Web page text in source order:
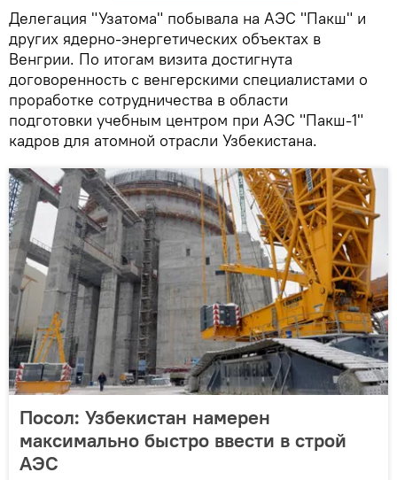
Делегация "Узатома" побывала на АЭС "Пакш" и
других ядерно-энергетических объектах в
Венгрии. По итогам визита достигнута
договоренность с венгерскими специалистами о
проработке сотрудничества в области
подготовки учебным центром при АЭС "Пакш-1"
кадров для атомной отрасли Узбекистана.
Посол: Узбекистан намерен
максимально быстро ввести в строй
АЭС